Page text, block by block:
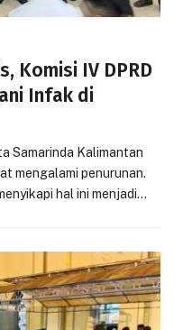
Komisi IV DPRD
Infak di
Samarinda Kalimantan
mengalami penurunan.
hal ini menjadi…